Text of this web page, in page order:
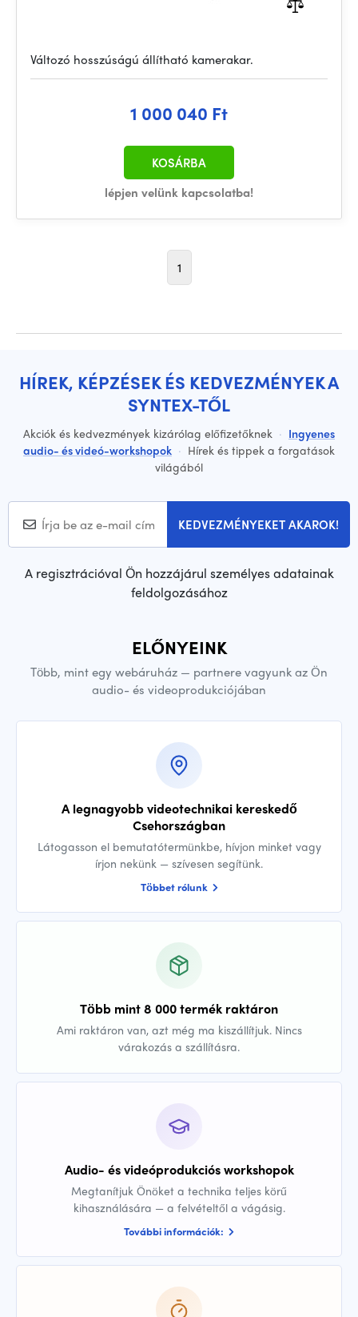
Változó hosszúságú állítható kamerakar.
1 000 040 Ft
lépjen velünk kapcsolatba!
KOSÁRBA
1
HÍREK, KÉPZÉSEK ÉS KEDVEZMÉNYEK A
SYNTEX-TŐL
Akciók és kedvezmények kizárólag előfizetőknek · Ingyenes
audio- és videó-workshopok · Hírek és tippek a forgatások
világából
KEDVEZMÉNYEKET AKAROK!
A regisztrációval Ön hozzájárul személyes adatainak
feldolgozásához
ELŐNYEINK
Több, mint egy webáruház — partnere vagyunk az Ön
audio- és videoprodukciójában
A legnagyobb videotechnikai kereskedő
Csehországban
Látogasson el bemutatótermünkbe, hívjon minket vagy
írjon nekünk — szívesen segítünk.
Többet rólunk
Több mint 8 000 termék raktáron
Ami raktáron van, azt még ma kiszállítjuk. Nincs
várakozás a szállításra.
Audio- és videóprodukciós workshopok
Megtanítjuk Önöket a technika teljes körű
kihasználására — a felvételtől a vágásig.
További információk: